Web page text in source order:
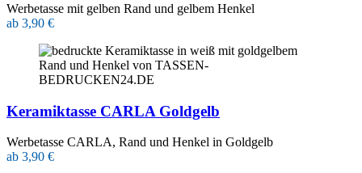
Werbetasse mit gelben Rand und gelbem Henkel
ab 3,90 €
Keramiktasse CARLA Goldgelb
Werbetasse CARLA, Rand und Henkel in Goldgelb
ab 3,90 €